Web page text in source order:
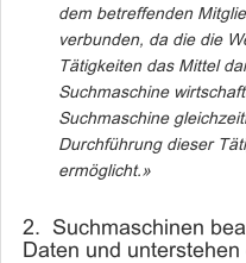
dem betreffenden
verbunden, da die die
Tätigkeiten das Mittel
Suchmaschine
Suchmaschine
Durchführung dieser
ermöglicht.»
2. Suchmaschinen
Daten und